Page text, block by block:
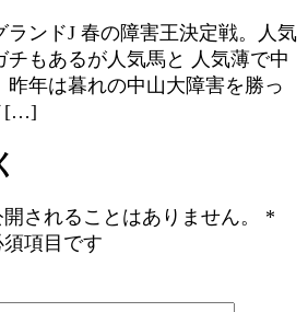
ンドJ 春の障害王決定戦。人気
チもあるが人気馬と 人気薄で中
昨年は暮れの中山大障害を勝っ
[…]
されることはありません。
*
項目です